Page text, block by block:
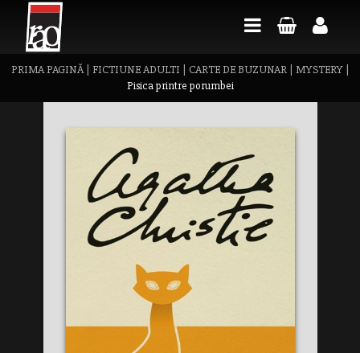
PRIMA PAGINĂ| FICTIUNE ADULTI CARTE DE BUZUNAR| MYSTERY|
Pisica printre porumbei